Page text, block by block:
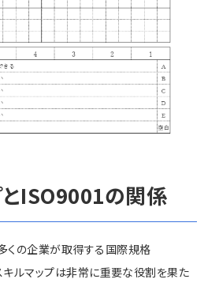
とISO9001の関係
くの企業が取得する国際規格
キルマップは非常に重要な役割を果た